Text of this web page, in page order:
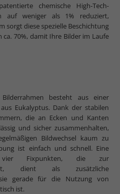
chemische High-Tech-
auf weniger als 1% reduziert,
sorgt diese spezielle Beschichtung
70%, damit Ihre Bilder im Laufe
besteht aus einer
Eukalyptus. Dank der stabilen
die an Ecken und Kanten
und sicher zusammenhalten,
Bildwechsel kaum zu
ist einfach und schnell. Eine
vier Fixpunkten, die zur
dient als zusätzliche
gerade für die Nutzung von
ist.